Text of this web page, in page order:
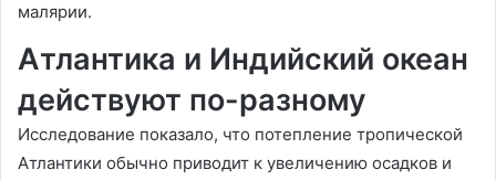
малярии.
Атлантика и Индийский океан
действуют по-разному
Исследование показало, что потепление тропической
Атлантики обычно приводит к увеличению осадков и